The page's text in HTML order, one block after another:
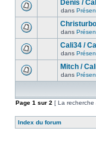
Denis /
dans
dans
Cali34 /
dans
Mitch /
dans
Page 1 sur 2 [ La recherche
Index du forum